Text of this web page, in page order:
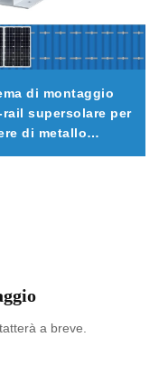
di montaggio
rail supersolare per
di metallo
a breve.